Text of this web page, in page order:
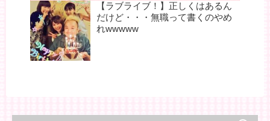
【ラブライブ！】正しくはあるん
だけど・・・無職って書くのやめ
れwwwww